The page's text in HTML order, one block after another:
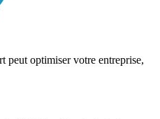
peut optimiser votre entreprise,